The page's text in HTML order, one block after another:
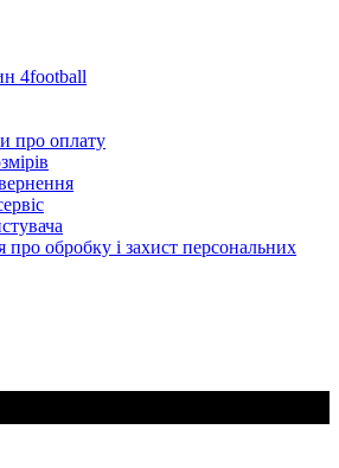
4football
про оплату
обробку і захист персональних